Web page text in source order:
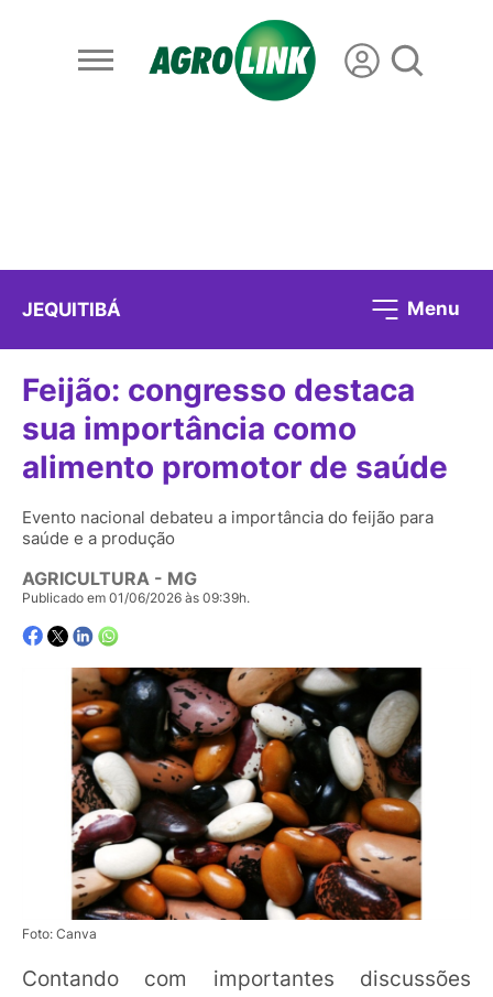
JEQUITIBÁ Menu
Feijão: congresso destaca
sua importância como
alimento promotor de saúde
Evento nacional debateu a importância do feijão para
saúde e a produção
AGRICULTURA - MG
Publicado em 01/06/2026 às 09:39h.
Foto: Canva
Contando com importantes discussões